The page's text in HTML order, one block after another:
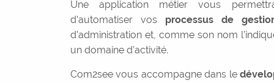
Une application métier vous
d’automatiser vos processus de
d’administration et, comme son nom
un domaine d’activité.
Com2see vous accompagne dans le